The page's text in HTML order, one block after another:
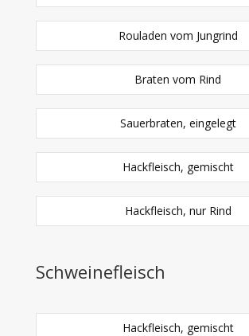
Rouladen vom Jungrind
Braten vom Rind
Sauerbraten, eingelegt
Hackfleisch, gemischt
Hackfleisch, nur Rind
Schweinefleisch
Hackfleisch, gemischt